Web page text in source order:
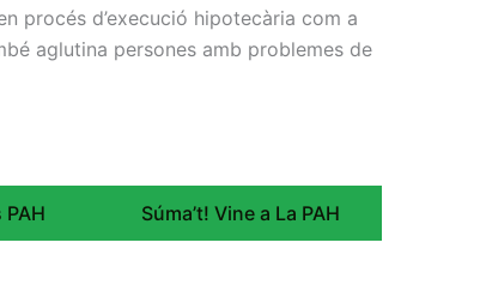
procés d’execució hipotecària com a
aglutina persones amb problemes de
Súma’t! Vine a La PAH